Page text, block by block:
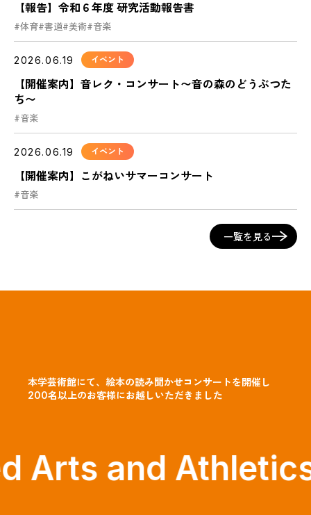
【報告】令和６年度 研究活動報告書
#体育#書道#美術#音楽
2026.06.19 イベント
【開催案内】音レク・コンサート〜音の森のどうぶつた
ち〜
#音楽
2026.06.19 イベント
【開催案内】こがねいサマーコンサート
#音楽
一覧を見る
本学芸術館にて、絵本の読み聞かせコンサートを開催し
200名以上のお客様にお越しいただきました
and Athletics